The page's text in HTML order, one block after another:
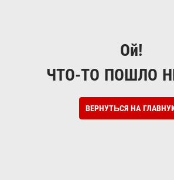
Ой!
ЧТО-ТО ПОШЛО
ВЕРНУТЬСЯ НА